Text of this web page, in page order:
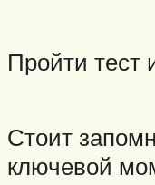
Пройти тест
Стоит
ключевой